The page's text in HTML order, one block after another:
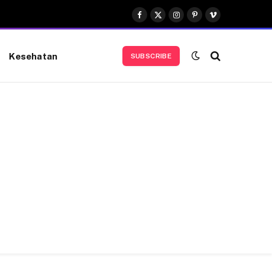
Facebook
X
(Twitter)
Instagram
Pinterest
Vimeo
Kesehatan SUBSCRIBE